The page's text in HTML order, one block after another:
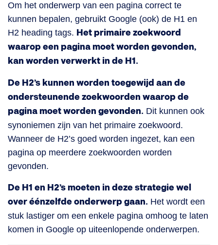
Om het onderwerp van een pagina correct te
kunnen bepalen, gebruikt Google (ook) de H1 en
H2 heading tags. Het primaire zoekwoord
waarop een pagina moet worden gevonden,
kan worden verwerkt in de H1.
De H2’s kunnen worden toegewijd aan de
ondersteunende zoekwoorden waarop de
pagina moet worden gevonden. Dit kunnen ook
synoniemen zijn van het primaire zoekwoord.
Wanneer de H2’s goed worden ingezet, kan een
pagina op meerdere zoekwoorden worden
gevonden.
De H1 en H2’s moeten in deze strategie wel
over éénzelfde onderwerp gaan. Het wordt een
stuk lastiger om een enkele pagina omhoog te laten
komen in Google op uiteenlopende onderwerpen.